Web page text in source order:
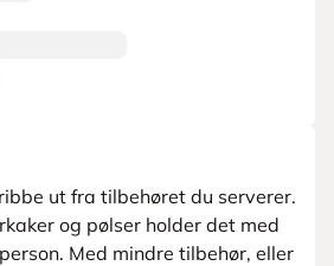
ut fra tilbehøret du serverer.
og pølser holder det med
Med mindre tilbehør, eller